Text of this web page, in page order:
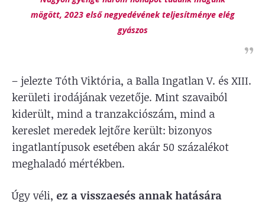
mögött, 2023 első negyedévének teljesítménye elég
gyászos
– jelezte Tóth Viktória, a Balla Ingatlan V. és XIII.
kerületi irodájának vezetője. Mint szavaiból
kiderült, mind a tranzakciószám, mind a
kereslet meredek lejtőre került: bizonyos
ingatlantípusok esetében akár 50 százalékot
meghaladó mértékben.
Úgy véli, ez a visszaesés annak hatására